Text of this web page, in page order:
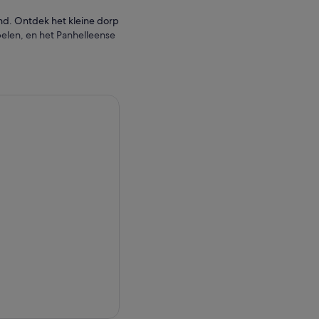
Ontdek het kleine dorp
en het Panhelleense